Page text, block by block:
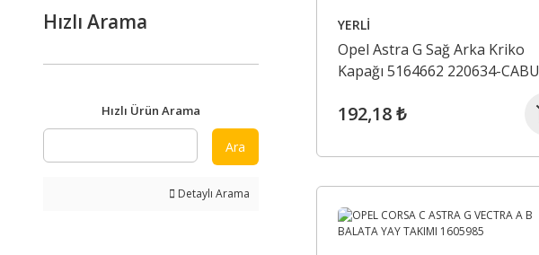
Hızlı Arama
Hızlı Ürün Arama
Ara
Detaylı Arama
YERLİ
Opel Astra G Sağ Arka Kriko
Kapağı 5164662 220634-CABU
192,18 ₺